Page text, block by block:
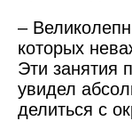
–
которых
Эти занятия
увидел
делиться с